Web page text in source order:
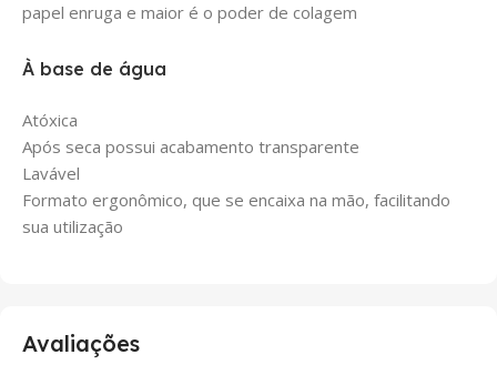
papel enruga e maior é o poder de colagem
À base de água
Atóxica
Após seca possui acabamento transparente
Lavável
Formato ergonômico, que se encaixa na mão, facilitando
sua utilização
Avaliações